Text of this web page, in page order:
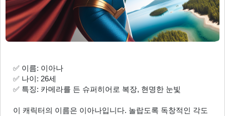
✅ 이름: 이아나
✅ 나이: 26세
✅ 특징: 카메라를 든 슈퍼히어로 복장, 현명한 눈빛
이 캐릭터의 이름은 이아나입니다. 놀랍도록 독창적인 각도